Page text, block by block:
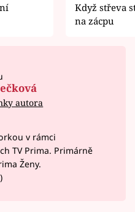
Když střeva
na zácpu
autora
v rámci
TV Prima. Primárně
Ženy.